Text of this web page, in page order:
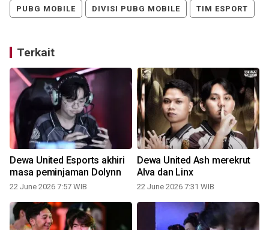
PUBG MOBILE DIVISI PUBG MOBILE TIM ESPORT
Terkait
Dewa United Esports akhiri
masa peminjaman Dolynn
22 June 2026 7:57 WIB
Dewa United Ash merekrut
Alva dan Linx
22 June 2026 7:31 WIB